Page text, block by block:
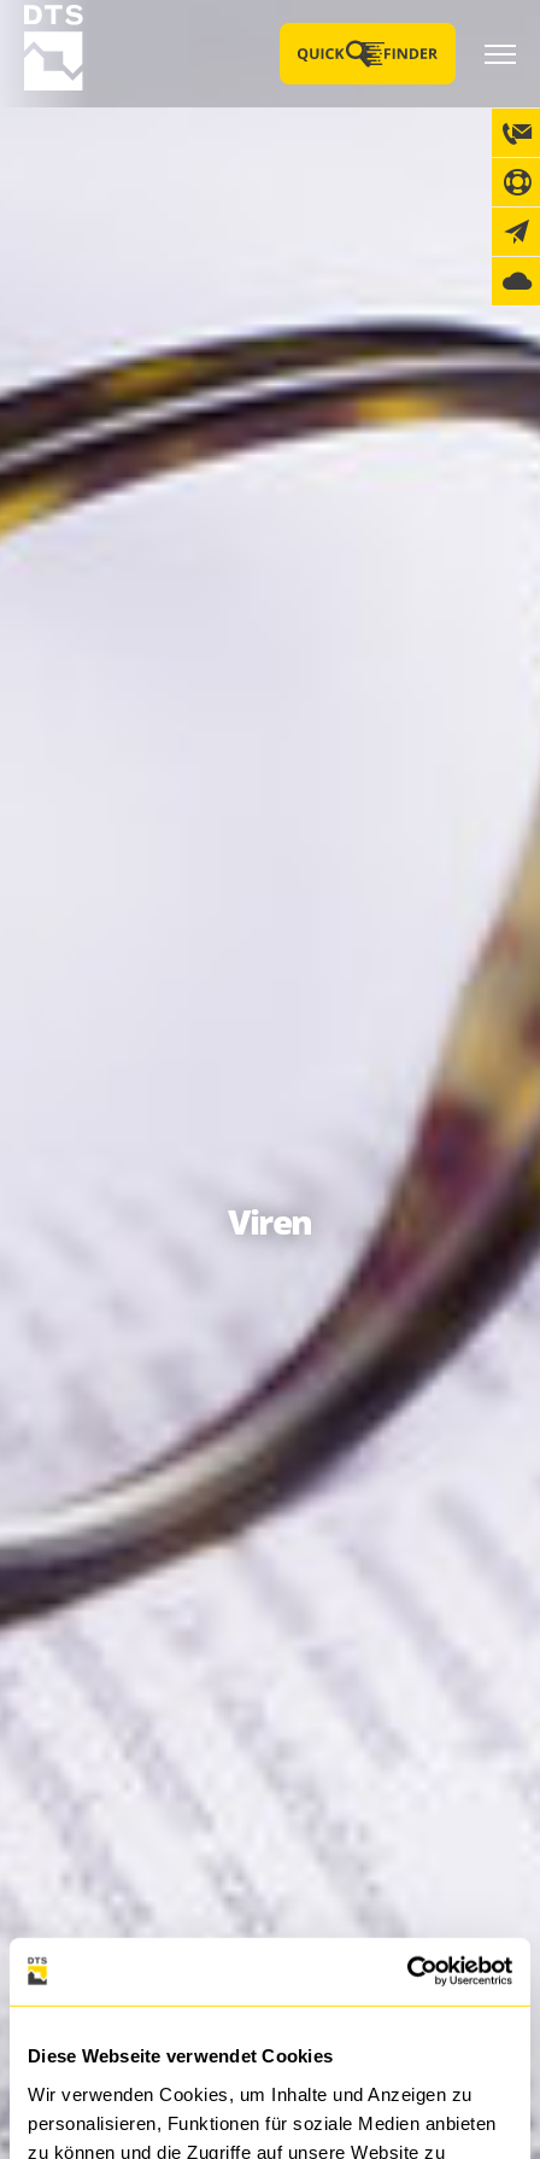
Diese Webseite verwendet Cookies
Wir verwenden Cookies, um Inhalte und Anzeigen zu
personalisieren, Funktionen für soziale Medien anbieten
zu können und die Zugriffe auf unsere Website zu
Viren